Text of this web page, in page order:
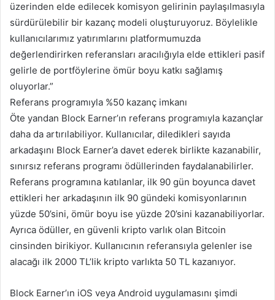
üzerinden elde edilecek komisyon gelirinin paylaşılmasıyla
sürdürülebilir bir kazanç modeli oluşturuyoruz. Böylelikle
kullanıcılarımız yatırımlarını platformumuzda
değerlendirirken referansları aracılığıyla elde ettikleri pasif
gelirle de portföylerine ömür boyu katkı sağlamış
oluyorlar.”
Referans programıyla %50 kazanç imkanı
Öte yandan Block Earner’ın referans programıyla kazançlar
daha da artırılabiliyor. Kullanıcılar, diledikleri sayıda
arkadaşını Block Earner’a davet ederek birlikte kazanabilir,
sınırsız referans programı ödüllerinden faydalanabilirler.
Referans programına katılanlar, ilk 90 gün boyunca davet
ettikleri her arkadaşının ilk 90 gündeki komisyonlarının
yüzde 50’sini, ömür boyu ise yüzde 20’sini kazanabiliyorlar.
Ayrıca ödüller, en güvenli kripto varlık olan Bitcoin
cinsinden birikiyor. Kullanıcının referansıyla gelenler ise
alacağı ilk 2000 TL’lik kripto varlıkta 50 TL kazanıyor.
Block Earner’ın iOS veya Android uygulamasını şimdi